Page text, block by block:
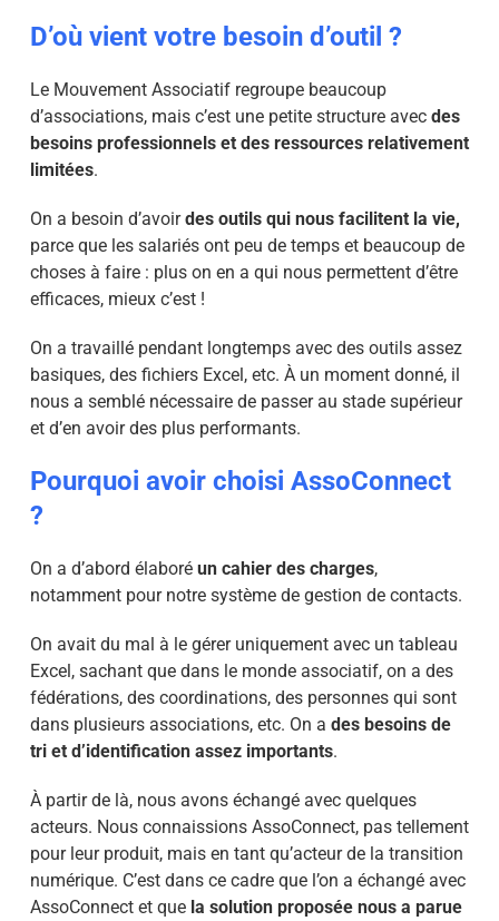
D’où vient votre besoin d’outil ?
Le Mouvement Associatif regroupe beaucoup
d’associations, mais c’est une petite structure avec des
besoins professionnels et des ressources relativement
limitées.
On a besoin d’avoirdes outils qui nous facilitent la vie,
parce que les salariés ont peu de temps et beaucoup de
choses à faire : plus on en a qui nous permettent d’être
efficaces, mieux c’est !
On a travaillé pendant longtemps avec des outils assez
basiques, des fichiers Excel, etc. À un moment donné, il
nous a semblé nécessaire de passer au stade supérieur
et d’en avoir des plus performants.
Pourquoi avoir choisi AssoConnect
?
On a d’abord élaboré un cahier des charges,
notamment pour notre système de gestion de contacts.
On avait du mal à le gérer uniquement avec un tableau
Excel, sachant que dans le monde associatif, on a des
fédérations, des coordinations, des personnes qui sont
dans plusieurs associations, etc. On a des besoins de
tri et d’identification assez importants.
À partir de là, nous avons échangé avec quelques
acteurs. Nous connaissions AssoConnect, pas tellement
pour leur produit, mais en tant qu’acteur de la transition
numérique. C’est dans ce cadre que l’on a échangé avec
AssoConnect et que la solution proposée nous a parue